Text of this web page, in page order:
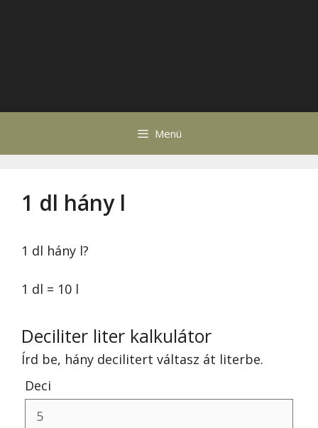
Menü
1 dl hány l
1 dl hány l?
1 dl = 10 l
Deciliter liter kalkulátor
Írd be, hány decilitert váltasz át literbe.
Deci